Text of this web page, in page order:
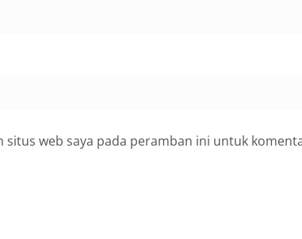
situs web saya pada peramban ini untuk